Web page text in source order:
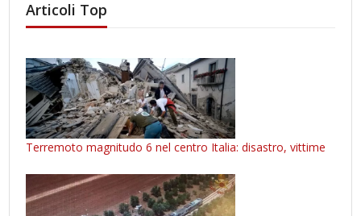
Articoli Top
Terremoto magnitudo 6 nel centro Italia: disastro, vittime